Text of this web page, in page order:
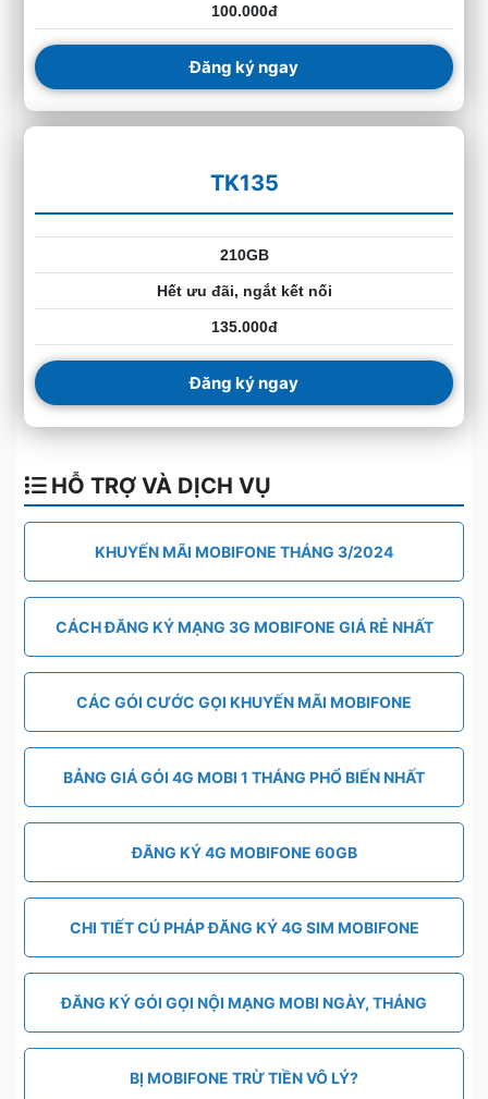
100.000đ
Đăng ký ngay
TK135
210GB
Hết ưu đãi, ngắt kết nối
135.000đ
Đăng ký ngay
HỖ TRỢ VÀ DỊCH VỤ
KHUYẾN MÃI MOBIFONE THÁNG 3/2024
CÁCH ĐĂNG KÝ MẠNG 3G MOBIFONE GIÁ RẺ NHẤT
CÁC GÓI CƯỚC GỌI KHUYẾN MÃI MOBIFONE
BẢNG GIÁ GÓI 4G MOBI 1 THÁNG PHỔ BIẾN NHẤT
ĐĂNG KÝ 4G MOBIFONE 60GB
CHI TIẾT CÚ PHÁP ĐĂNG KÝ 4G SIM MOBIFONE
ĐĂNG KÝ GÓI GỌI NỘI MẠNG MOBI NGÀY, THÁNG
BỊ MOBIFONE TRỪ TIỀN VÔ LÝ?